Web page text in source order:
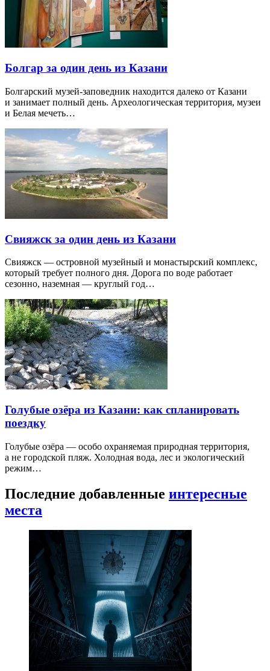
Болгар за один день из Казани
Болгарский музей-заповедник находится далеко от Казани
и занимает полный день. Археологическая территория, музеи
и Белая мечеть…
Свияжск за один день из Казани
Свияжск — островной музейный и монастырский комплекс,
который требует полного дня. Дорога по воде работает
сезонно, наземная — круглый год…
Голубые озёра из Казани: как спланировать
поездку
Голубые озёра — особо охраняемая природная территория,
а не городской пляж. Холодная вода, лес и экологический
режим…
Последние добавленные интересные
места